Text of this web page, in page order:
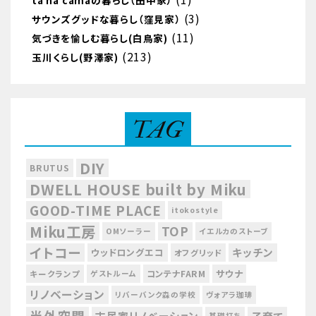
サウンズグッドな暮らし（窪見家） (3)
気づきを愉しむ暮らし(白鳥家) (11)
玉川くらし(野澤家) (213)
TAG
BRUTUS
DIY
DWELL HOUSE built by Miku
GOOD-TIME PLACE itokostyle
Miku工房 OMソーラー TOP イエルカのストーブ
イトコー ウッドロングエコ オフグリッド キッチン
キークランプ ゲストルーム コンテナFARM サウナ
リノベーション リバーバンク森の学校 ヴォアラ珈琲